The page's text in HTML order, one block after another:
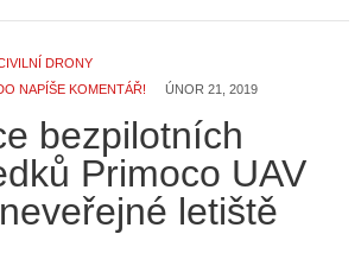
DRONY
NAPÍŠE KOMENTÁŘ!
ÚNOR 21, 2019
bezpilotních
Primoco UAV
letiště